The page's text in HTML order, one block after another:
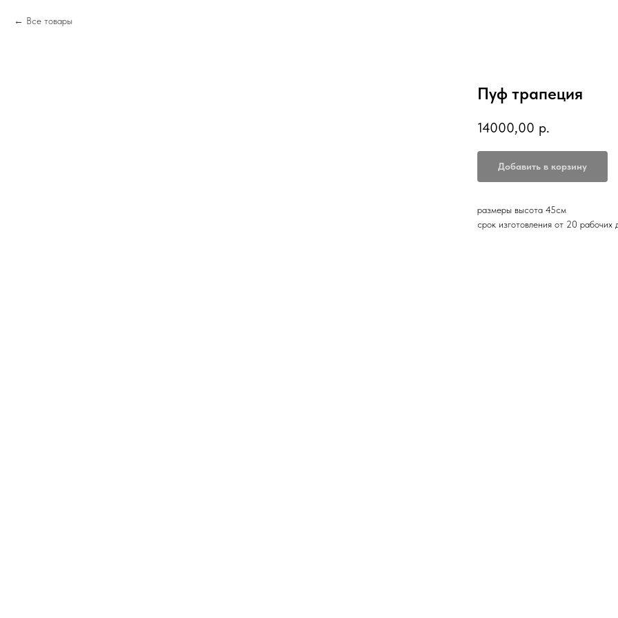
Все товары
Пуф трапеция
14000,00 р.
Добавить в корзину
размеры высота 45см
срок изготовления от 20 рабочих